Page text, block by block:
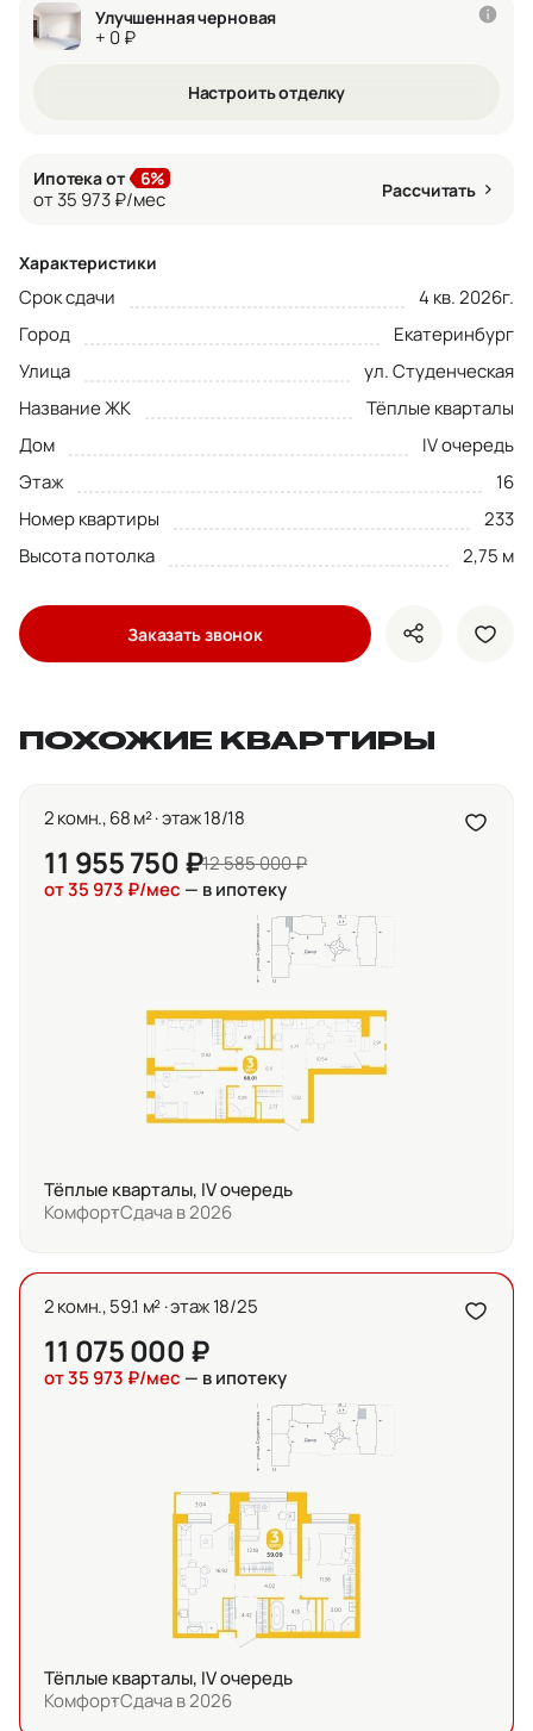
Улучшенная черновая
+ 0 ₽
Настроить отделку
Ипотека от 6%
от 35 973 ₽/мес Рассчитать
Характеристики
Срок сдачи
4 кв. 2026г.
Город
Екатеринбург
Улица
ул. Студенческая
Название ЖК
Тёплые кварталы
Дом
IV очередь
Этаж
16
Номер квартиры
233
Высота потолка
2,75 м
Заказать звонок показать
ПОХОЖИЕ КВАРТИРЫ
2 комн., 68 м² · этаж 18/18
11 955 750 ₽12 585 000 ₽
от 35 973 ₽/мес — в ипотеку
Тёплые кварталы, IV очередь
КомфортСдача в 2026
2 комн., 59.1 м² · этаж 18/25
11 075 000 ₽
от 35 973 ₽/мес — в ипотеку
Тёплые кварталы, IV очередь
КомфортСдача в 2026